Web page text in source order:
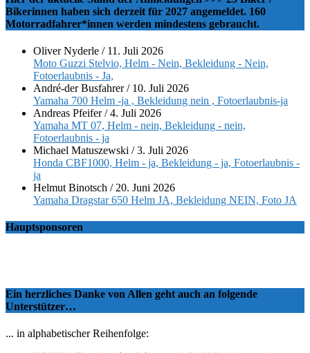
Bikerinnen haben sich derzeit für 2027 angemeldet. 160
Motorradfahrer*innen werden mindestens gebraucht.
Oliver Nyderle / 11. Juli 2026
Moto Guzzi Stelvio, Helm - Nein, Bekleidung - Nein,
Fotoerlaubnis - Ja,
André-der Busfahrer/ 10. Juli 2026
Yamaha 700 Helm -ja , Bekleidung nein , Fotoerlaubnis-ja
Andreas Pfeifer/4. Juli 2026
Yamaha MT 07, Helm - nein, Bekleidung - nein,
Fotoerlaubnis - ja
Michael Matuszewski /3. Juli 2026
Honda CBF1000, Helm - ja, Bekleidung - ja, Fotoerlaubnis -
ja
Helmut Binotsch / 20. Juni 2026
Yamaha Dragstar 650 Helm JA, Bekleidung NEIN, Foto JA
Hauptsponsoren
Ein herzliches Danke von Allen geht auch an folgende
Unterstützer…
... in alphabetischer Reihenfolge: